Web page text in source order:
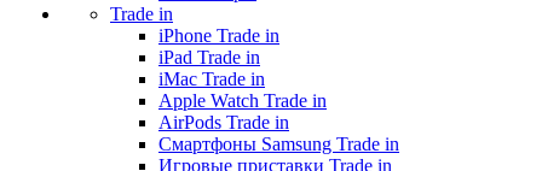
Trade in
iPhone Trade in
iPad Trade in
iMac Trade in
Apple Watch Trade in
AirPods Trade in
Смартфоны Samsung Trade in
Игровые приставки Trade in